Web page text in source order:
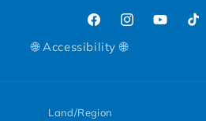
FacebookInstagram
YouTube
🌐 Accessibility 🌐
Land/Region